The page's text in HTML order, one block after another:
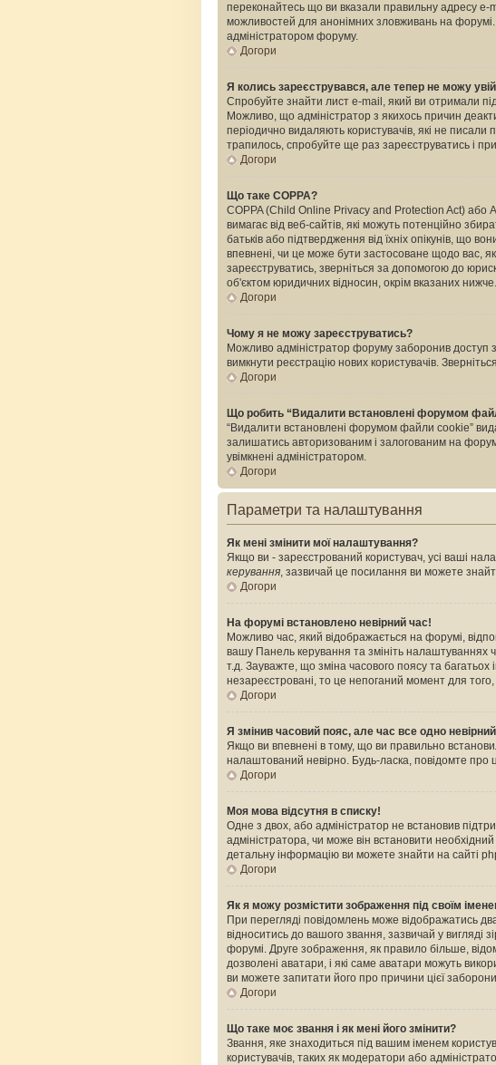
переконайтесь що ви вказали правильну адресу e-
можливостей для анонімних зловживань на
адміністратором форуму.
Догори
Я колись зареєструвався, але тепер не можу
Спробуйте знайти лист e-mail, який ви отримали
Можливо, що адміністратор з якихось причин
періодично видаляють користувачів, які не
трапилось, спробуйте ще раз зареєструватись і
Догори
Що таке COPPA?
COPPA (Child Online Privacy and Protection Act) або
вимагає від веб-сайтів, які можуть потенційно
батьків або підтвердження від їхніх опікунів, що
впевнені, чи це може бути застосоване щодо вас,
зареєструватись, зверніться за допомогою до
об'єктом юридичних відносин, окрім вказаних нижче.
Догори
Чому я не можу зареєструватись?
Можливо адміністратор форуму заборонив доступ
вимкнути реєстрацію нових користувачів.
Догори
Що робить “Видалити встановлені форумом
“Видалити встановлені форумом файли cookie”
залишатись авторизованим і залогованим на
увімкнені адміністратором.
Догори
Параметри та налаштування
Як мені змінити мої налаштування?
Якщо ви - зареєстрований користувач, усі ваші
керування, зазвичай це посилання ви можете
Догори
На форумі встановлено невірний час!
Можливо час, який відображається на форумі,
вашу Панель керування та змініть налаштуваннях
т.д. Зауважте, що зміна часового поясу та
незареєстровані, то це непоганий момент для
Догори
Я змінив часовий пояс, але час все одно
Якщо ви впевнені в тому, що ви правильно
налаштований невірно. Будь-ласка, повідомте про
Догори
Моя мова відсутня в списку!
Одне з двох, або адміністратор не встановив
адміністратора, чи може він встановити
детальну інформацію ви можете знайти на сайті
Догори
Як я можу розмістити зображення під своїм
При перегляді повідомлень може відображатись
відноситись до вашого звання, зазвичай у вигляді
форумі. Друге зображення, як правило більше,
дозволені аватари, і які саме аватари можуть
ви можете запитати його про причини цієї
Догори
Що таке моє звання і як мені його змінити?
Звання, яке знаходиться під вашим іменем
користувачів, таких як модератори або